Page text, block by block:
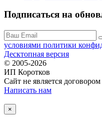
Подписаться на
условиями политики
Десктопная версия
© 2005-2026
ИП Коротков
Сайт не является
Написать нам
×